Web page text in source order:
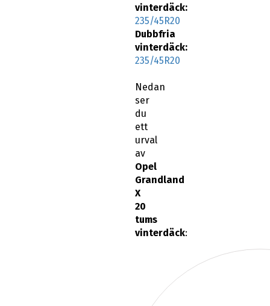
235/45R20
Dubbfria
vinterdäck:
235/45R20
ser
du
ett
urval
av
Opel
Grandland
X
20
tums
vinterdäck